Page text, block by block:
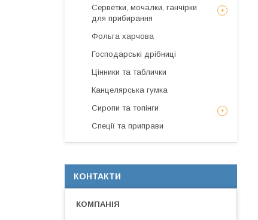
Серветки, мочалки, ганчірки
для прибирання
Фольга харчова
Господарські дрібниці
Цінники та таблички
Канцелярська гумка
Сиропи та топінги
Спеції та приправи
КОНТАКТИ